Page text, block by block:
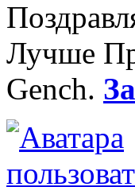
Лучше
Gench.